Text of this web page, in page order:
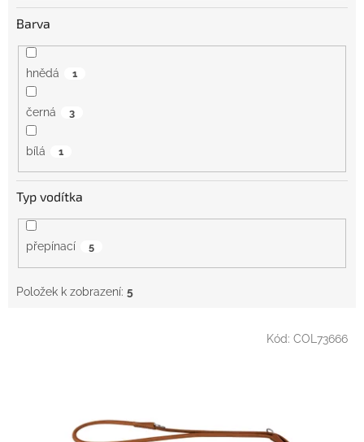
Barva
hnědá 1
černá 3
bílá 1
Typ vodítka
přepínací 5
Položek k zobrazení: 5
Kód: COL73666